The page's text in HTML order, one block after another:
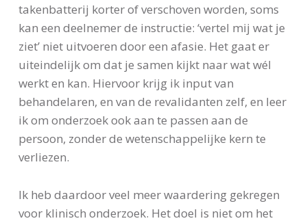
takenbatterij korter of verschoven worden, soms
kan een deelnemer de instructie: ‘vertel mij wat je
ziet’ niet uitvoeren door een afasie. Het gaat er
uiteindelijk om dat je samen kijkt naar wat wél
werkt en kan. Hiervoor krijg ik input van
behandelaren, en van de revalidanten zelf, en leer
ik om onderzoek ook aan te passen aan de
persoon, zonder de wetenschappelijke kern te
verliezen.
Ik heb daardoor veel meer waardering gekregen
voor klinisch onderzoek. Het doel is niet om het